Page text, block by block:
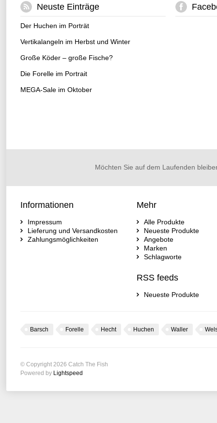
Neuste Einträge
Der Huchen im Porträt
Vertikalangeln im Herbst und Winter
Große Köder – große Fische?
Die Forelle im Portrait
MEGA-Sale im Oktober
Möchten Sie auf dem Laufenden
Informationen
Impressum
Lieferung und Versandkosten
Zahlungsmöglichkeiten
Mehr
Alle Produkte
Neueste Produkte
Angebote
Marken
Schlagworte
RSS feeds
Neueste Produkte
Barsch Forelle Hecht Huchen Waller
© Copyright 2026 Catch The Fish
Powered by Lightspeed